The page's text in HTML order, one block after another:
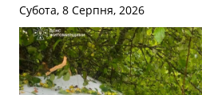
Субота, 8 Серпня, 2026